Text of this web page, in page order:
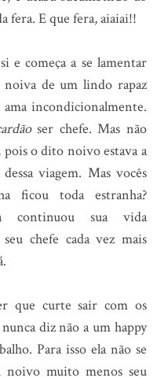
fera. E que fera, aiaiai!!
e começa a se lamentar
de um lindo rapaz
ama incondicionalmente.
ser chefe. Mas não
o dito noivo estava a
viagem. Mas vocês
ficou toda estranha?
continuou sua vida
chefe cada vez mais
que curte sair com os
diz não a um happy
Para isso ela não se
noivo muito menos seu